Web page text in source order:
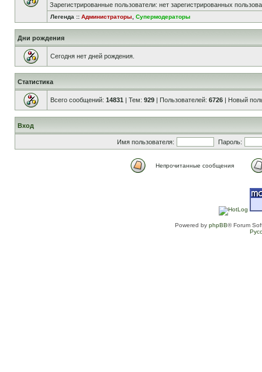
Зарегистрированные пользователи: нет зарегистрированных
Легенда :: Администраторы Супермодераторы
Дни рождения
Сегодня нет дней рождения.
Статистика
Всего сообщений: 14831 | Тем: 929 | Пользователей: 6726 | Новый
Вход
Имя пользователя: Пароль:
Непрочитанные сообщения
Powered by phpBB® Forum